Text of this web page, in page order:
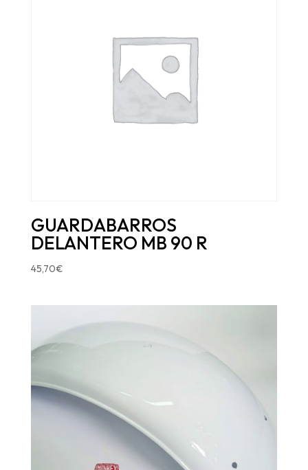
GUARDABARROS
DELANTERO MB 90 R
45,70€